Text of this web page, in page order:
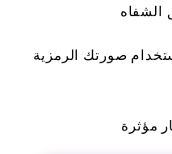
الشفاه
صورتك الرمزية
مؤثرة